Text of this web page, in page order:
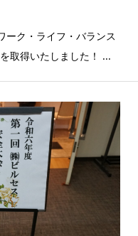
ーク・ライフ・バランス
取得いたしました！ ...